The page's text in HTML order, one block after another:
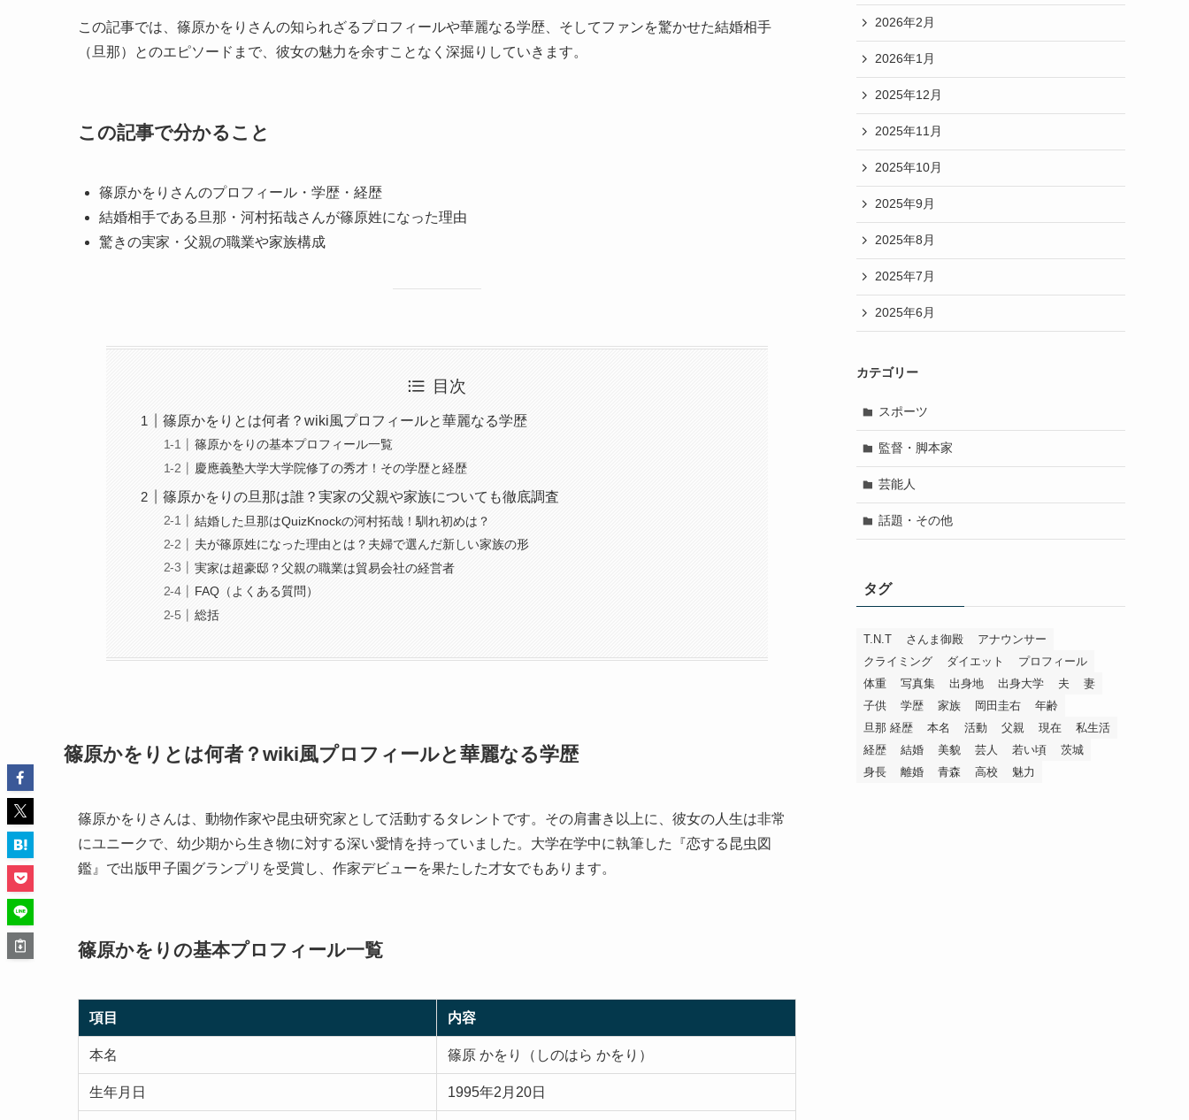
この記事では、篠原かをりさんの知られざるプロフィールや華麗なる学歴、そしてファンを驚かせた結婚相手
（旦那）とのエピソードまで、彼女の魅力を余すことなく深掘りしていきます。
この記事で分かること
篠原かをりさんのプロフィール・学歴・経歴
結婚相手である旦那・河村拓哉さんが篠原姓になった理由
驚きの実家・父親の職業や家族構成
目次
篠原かをりとは何者？wiki風プロフィールと華麗なる学歴
篠原かをりの基本プロフィール一覧
慶應義塾大学大学院修了の秀才！その学歴と経歴
篠原かをりの旦那は誰？実家の父親や家族についても徹底調査
結婚した旦那はQuizKnockの河村拓哉！馴れ初めは？
夫が篠原姓になった理由とは？夫婦で選んだ新しい家族の形
実家は超豪邸？父親の職業は貿易会社の経営者
FAQ（よくある質問）
総括
篠原かをりとは何者？wiki風プロフィールと華麗なる学歴
篠原かをりさんは、動物作家や昆虫研究家として活動するタレントです。その肩書き以上に、彼女の人生は非常
にユニークで、幼少期から生き物に対する深い愛情を持っていました。大学在学中に執筆した『恋する昆虫図
鑑』で出版甲子園グランプリを受賞し、作家デビューを果たした才女でもあります。
篠原かをりの基本プロフィール一覧
項目 内容
本名 篠原 かをり（しのはら かをり）
生年月日 1995年2月20日
2026年2月
2026年1月
2025年12月
2025年11月
2025年10月
2025年9月
2025年8月
2025年7月
2025年6月
カテゴリー
スポーツ
監督・脚本家
芸能人
話題・その他
タグ
T.N.T さんま御殿
アナウンサー
クライミング
ダイエット
プロフィール
体重
写真集 出身地 出身大学 夫
妻
子供
学歴 家族 岡田圭右
年齢
旦那 経歴
本名 活動 父親 現在
私生活
経歴
結婚 美貌 芸人 若い頃
茨城
身長
離婚 青森 高校 魅力